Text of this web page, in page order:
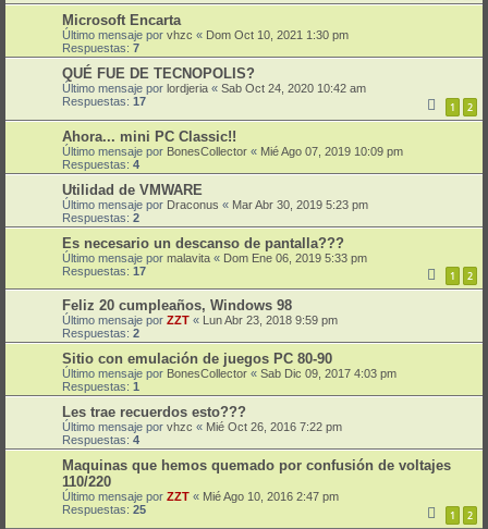
Microsoft Encarta
Último mensaje por vhzc « Dom Oct 10, 2021 1:30 pm
Respuestas: 7
QUÉ FUE DE TECNOPOLIS?
Último mensaje por lordjeria « Sab Oct 24, 2020 10:42 am
Respuestas: 17 1 2
Ahora... mini PC Classic!!
Último mensaje por BonesCollector « Mié Ago 07, 2019 10:09 pm
Respuestas: 4
Utilidad de VMWARE
Último mensaje por Draconus « Mar Abr 30, 2019 5:23 pm
Respuestas: 2
Es necesario un descanso de pantalla???
Último mensaje por malavita « Dom Ene 06, 2019 5:33 pm
Respuestas: 17 1 2
Feliz 20 cumpleaños, Windows 98
Último mensaje por ZZT « Lun Abr 23, 2018 9:59 pm
Respuestas: 2
Sitio con emulación de juegos PC 80-90
Último mensaje por BonesCollector « Sab Dic 09, 2017 4:03 pm
Respuestas: 1
Les trae recuerdos esto???
Último mensaje por vhzc « Mié Oct 26, 2016 7:22 pm
Respuestas: 4
Maquinas que hemos quemado por confusión de voltajes
110/220
Último mensaje por ZZT « Mié Ago 10, 2016 2:47 pm
Respuestas: 25 1 2